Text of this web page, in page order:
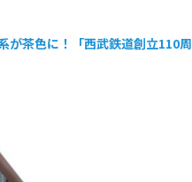
茶色に！「西武鉄道創立110周